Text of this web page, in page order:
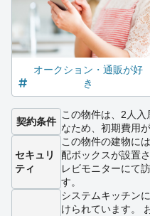
オークション・通販が好
き
契約条件
この物件は、2人
なため、初期費用
セキュリ
ティ
この物件の建物に
配ボックスが設置
レビモニターにて
す。
システムキッチン
けられています。